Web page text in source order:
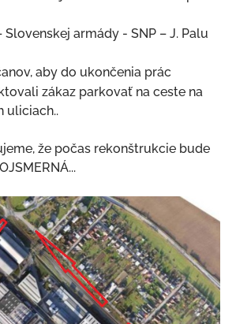
Slovenskej armády - SNP – J. Palu
aby do ukončenia prác
zákaz parkovať na ceste na
uliciach..
že počas rekonštrukcie bude